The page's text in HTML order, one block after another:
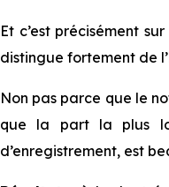
Et c’est précisément
distingue fortement de
Non pas parce que le
que la part la plus
d’enregistrement, est